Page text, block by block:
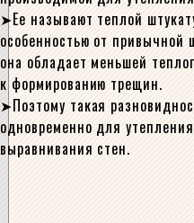
Ее называют теплой
особенностью от привычной
она обладает меньшей
к формированию трещин.
Поэтому такая
одновременно для
выравнивания стен.